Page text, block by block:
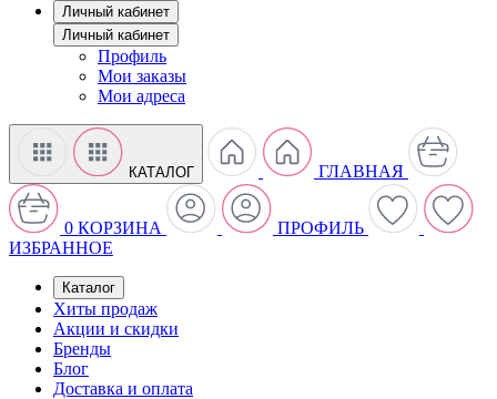
Личный кабинет
Личный кабинет
Профиль
Мои заказы
Мои адреса
КАТАЛОГ ГЛАВНАЯ
0 КОРЗИНА
ПРОФИЛЬ
ИЗБРАННОЕ
Каталог
Хиты продаж
Акции и скидки
Бренды
Блог
Доставка и оплата